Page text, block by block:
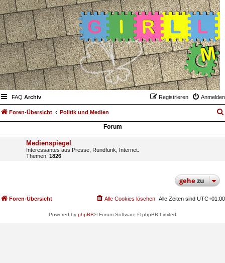
FAQ Archiv Anmelden
Registrieren
Foren-Übersicht Politik und Medien
Forum
Medienspiegel
Interessantes aus Presse, Rundfunk, Internet.
Themen: 1826
gehezu
Foren-Übersicht Alle Zeiten sind UTC+01:00
Alle Cookies löschen
Powered by phpBB® Forum Software © phpBB Limited